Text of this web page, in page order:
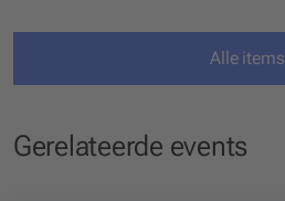
Alle items
Gerelateerde events